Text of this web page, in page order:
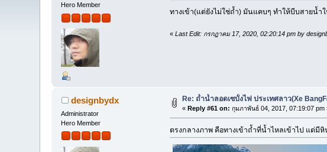
Hero Member
ทางเข้า(แต่ยังไม่ใช่ถ้ำ) มันแคบๆ ทำให้บีบสายน้ำ
« Last Edit: กรกฎาคม 17, 2020, 02:20:14 pm by
designbydx
Administrator
Hero Member
Re: ถ้ำน้ำลอดเซบั้งไฟ ประเทศลาว(Xe
«Reply #61 on: กุมภาพันธ์ 04, 2017, 07:19:07 pm
ตรงกลางภาพ คือทางเข้าถ้ำที่น้ำไหลเข้าไป แต่มี